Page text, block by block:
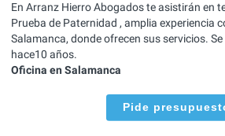
En Arranz Hierro Abogados te asistirán en
Prueba de Paternidad , amplia experiencia
Salamanca, donde ofrecen sus servicios.
hace10 años.
Oficina en Salamanca
Pide